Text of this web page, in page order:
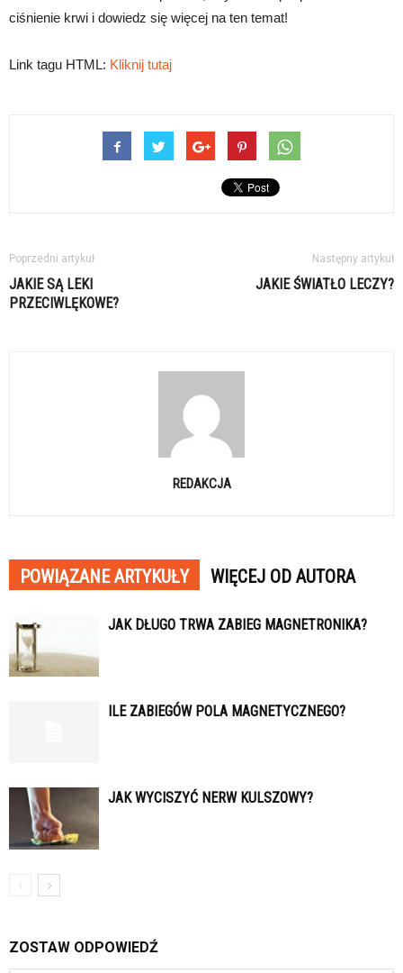
ciśnienie krwi i dowiedz się więcej na ten temat!
Link tagu HTML: Kliknij tutaj
Poprzedni artykuł
JAKIE SĄ LEKI
PRZECIWLĘKOWE?
Następny artykuł
JAKIE ŚWIATŁO LECZY?
REDAKCJA
POWIĄZANE ARTYKUŁY WIĘCEJ OD AUTORA
JAK DŁUGO TRWA ZABIEG MAGNETRONIKA?
ILE ZABIEGÓW POLA MAGNETYCZNEGO?
JAK WYCISZYĆ NERW KULSZOWY?
ZOSTAW ODPOWIEDŹ